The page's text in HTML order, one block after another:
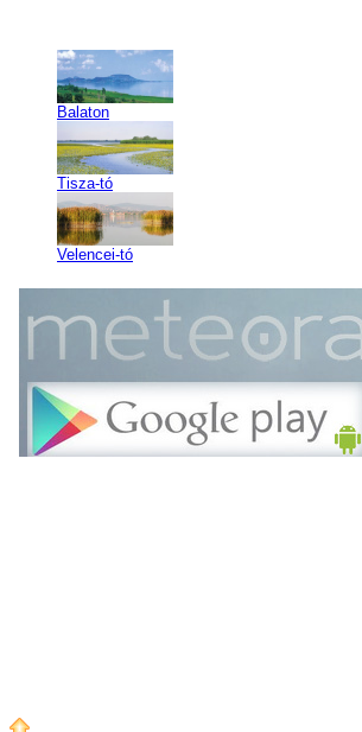
Balaton
Tisza-tó
Velencei-tó